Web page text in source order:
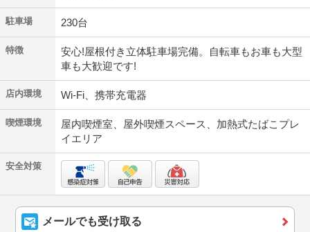
駐車場 230台
特徴
安心!屋根付き立体駐車場完備。自転車もお車も大型
車も大歓迎です!
店内環境 Wi-Fi、携帯充電器
喫煙環境
屋内喫煙室、屋外喫煙スペース、加熱式たばこプレ
イエリア
安全対策
メールでも受け取る